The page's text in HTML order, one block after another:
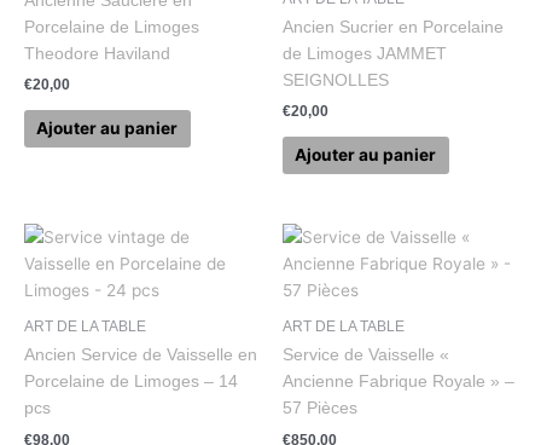
Porcelaine de Limoges
Theodore Haviland
€20,00
Ajouter au panier
Ancien Sucrier en Porcelaine
de Limoges JAMMET
SEIGNOLLES
€20,00
Ajouter au panier
ART DE LA TABLE
Ancien Service de Vaisselle en
Porcelaine de Limoges – 14
pcs
€98,00
ART DE LA TABLE
Service de Vaisselle «
Ancienne Fabrique Royale » –
57 Pièces
€850,00